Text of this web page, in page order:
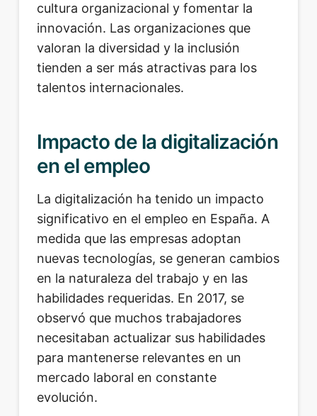
cultura organizacional y fomentar la
innovación. Las organizaciones que
valoran la diversidad y la inclusión
tienden a ser más atractivas para los
talentos internacionales.
Impacto de la digitalización
en el empleo
La digitalización ha tenido un impacto
significativo en el empleo en España. A
medida que las empresas adoptan
nuevas tecnologías, se generan cambios
en la naturaleza del trabajo y en las
habilidades requeridas. En 2017, se
observó que muchos trabajadores
necesitaban actualizar sus habilidades
para mantenerse relevantes en un
mercado laboral en constante
evolución.